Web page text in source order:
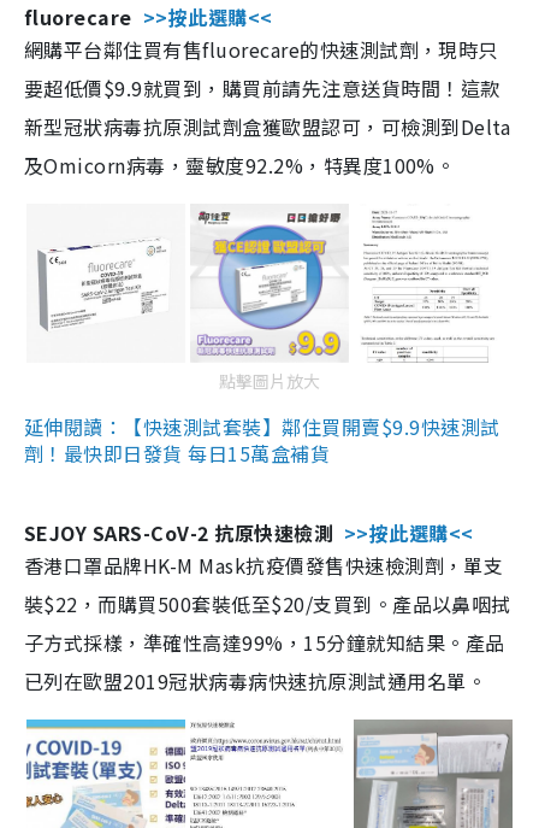
fluorecare >>按此選購<<
網購平台鄰住買有售fluorecare的快速測試劑，現時只
要超低價$9.9就買到，購買前請先注意送貨時間！這款
新型冠狀病毒抗原測試劑盒獲歐盟認可，可檢測到Delta
及Omicorn病毒，靈敏度92.2%，特異度100%。
點擊圖片放大
延伸閱讀：【快速測試套裝】鄰住買開賣$9.9快速測試
劑！最快即日發貨 每日15萬盒補貨
SEJOY SARS-CoV-2 抗原快速檢測 >>按此選購<<
香港口罩品牌HK-M Mask抗疫價發售快速檢測劑，單支
裝$22，而購買500套裝低至$20/支買到。產品以鼻咽拭
子方式採樣，準確性高達99%，15分鐘就知結果。產品
已列在歐盟2019冠狀病毒病快速抗原測試通用名單。